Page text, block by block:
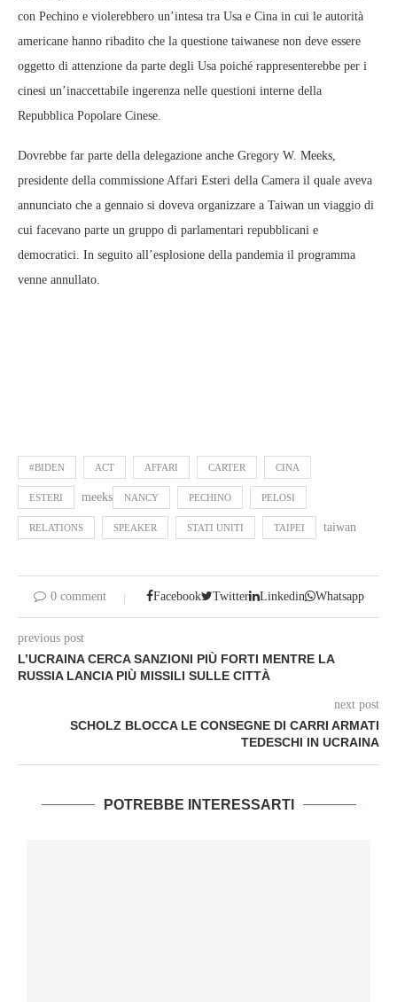
con Pechino e violerebbero un’intesa tra Usa e Cina in cui le autorità
americane hanno ribadito che la questione taiwanese non deve essere
oggetto di attenzione da parte degli Usa poiché rappresenterebbe per i
cinesi un’inaccettabile ingerenza nelle questioni interne della
Repubblica Popolare Cinese.
Dovrebbe far parte della delegazione anche Gregory W. Meeks,
presidente della commissione Affari Esteri della Camera il quale aveva
annunciato che a gennaio si doveva organizzare a Taiwan un viaggio di
cui facevano parte un gruppo di parlamentari repubblicani e
democratici. In seguito all’esplosione della pandemia il programma
venne annullato.
#BIDEN ACT AFFARI CARTER CINA
ESTERI meeks NANCY PECHINO PELOSI
RELATIONS SPEAKER STATI UNITI TAIPEI taiwan
0 comment Facebook Twitter Linkedin Whatsapp
previous post
L’UCRAINA CERCA SANZIONI PIÙ FORTI MENTRE LA
RUSSIA LANCIA PIÙ MISSILI SULLE CITTÀ
next post
SCHOLZ BLOCCA LE CONSEGNE DI CARRI ARMATI
TEDESCHI IN UCRAINA
POTREBBE INTERESSARTI